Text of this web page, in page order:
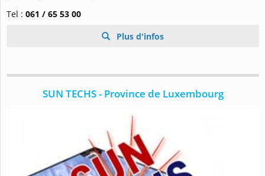
Tel : 061 / 65 53 00
Plus d'infos
SUN TECHS - Province de Luxembourg